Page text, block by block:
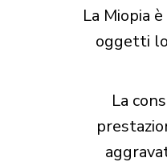
La Miopia
oggetti
La